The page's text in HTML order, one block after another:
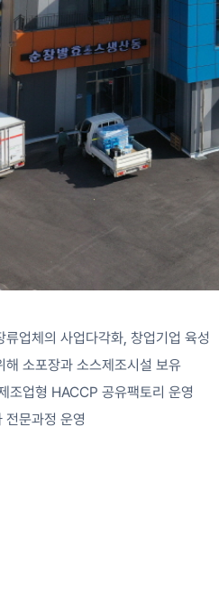
류업체의 사업다각화, 창업기업 육성
해 소포장과 소스제조시설 보유
조업형 HACCP 공유팩토리 운영
전문과정 운영